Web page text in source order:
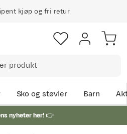
kjøp og fri retur
Sko og støvler Barn
nyheter her!👉